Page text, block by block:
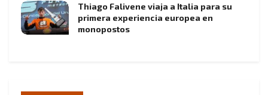
Thiago Falivene viaja a Italia para su
primera experiencia europea en
monopostos